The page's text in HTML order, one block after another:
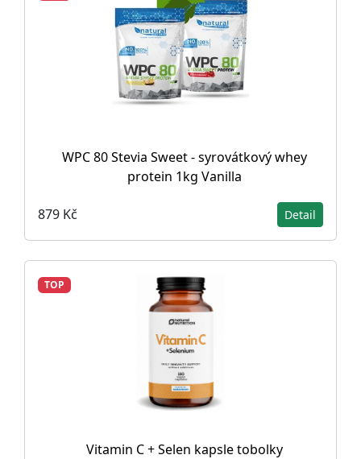
WPC 80 Stevia Sweet - syrovátkový whey
protein 1kg Vanilla
879 Kč Detail
TOP
Vitamin C + Selen kapsle tobolky